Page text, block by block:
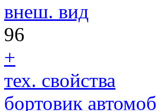
внеш. вид
96
+
тех. свойства
бортовик